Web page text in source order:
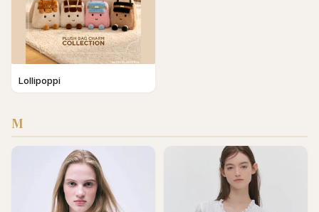
Lollipoppi
M